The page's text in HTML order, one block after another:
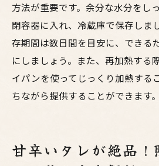
方法が重要です。余分な水分をし
閉容器に入れ、冷蔵庫で保存しま
存期間は数日間を目安に、できる
にしましょう。また、再加熱する
イパンを使ってじっくり加熱する
ちながら提供することができます。
甘辛いタレが絶品！